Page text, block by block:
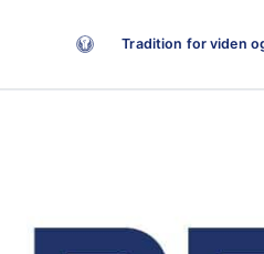
Tradition for viden